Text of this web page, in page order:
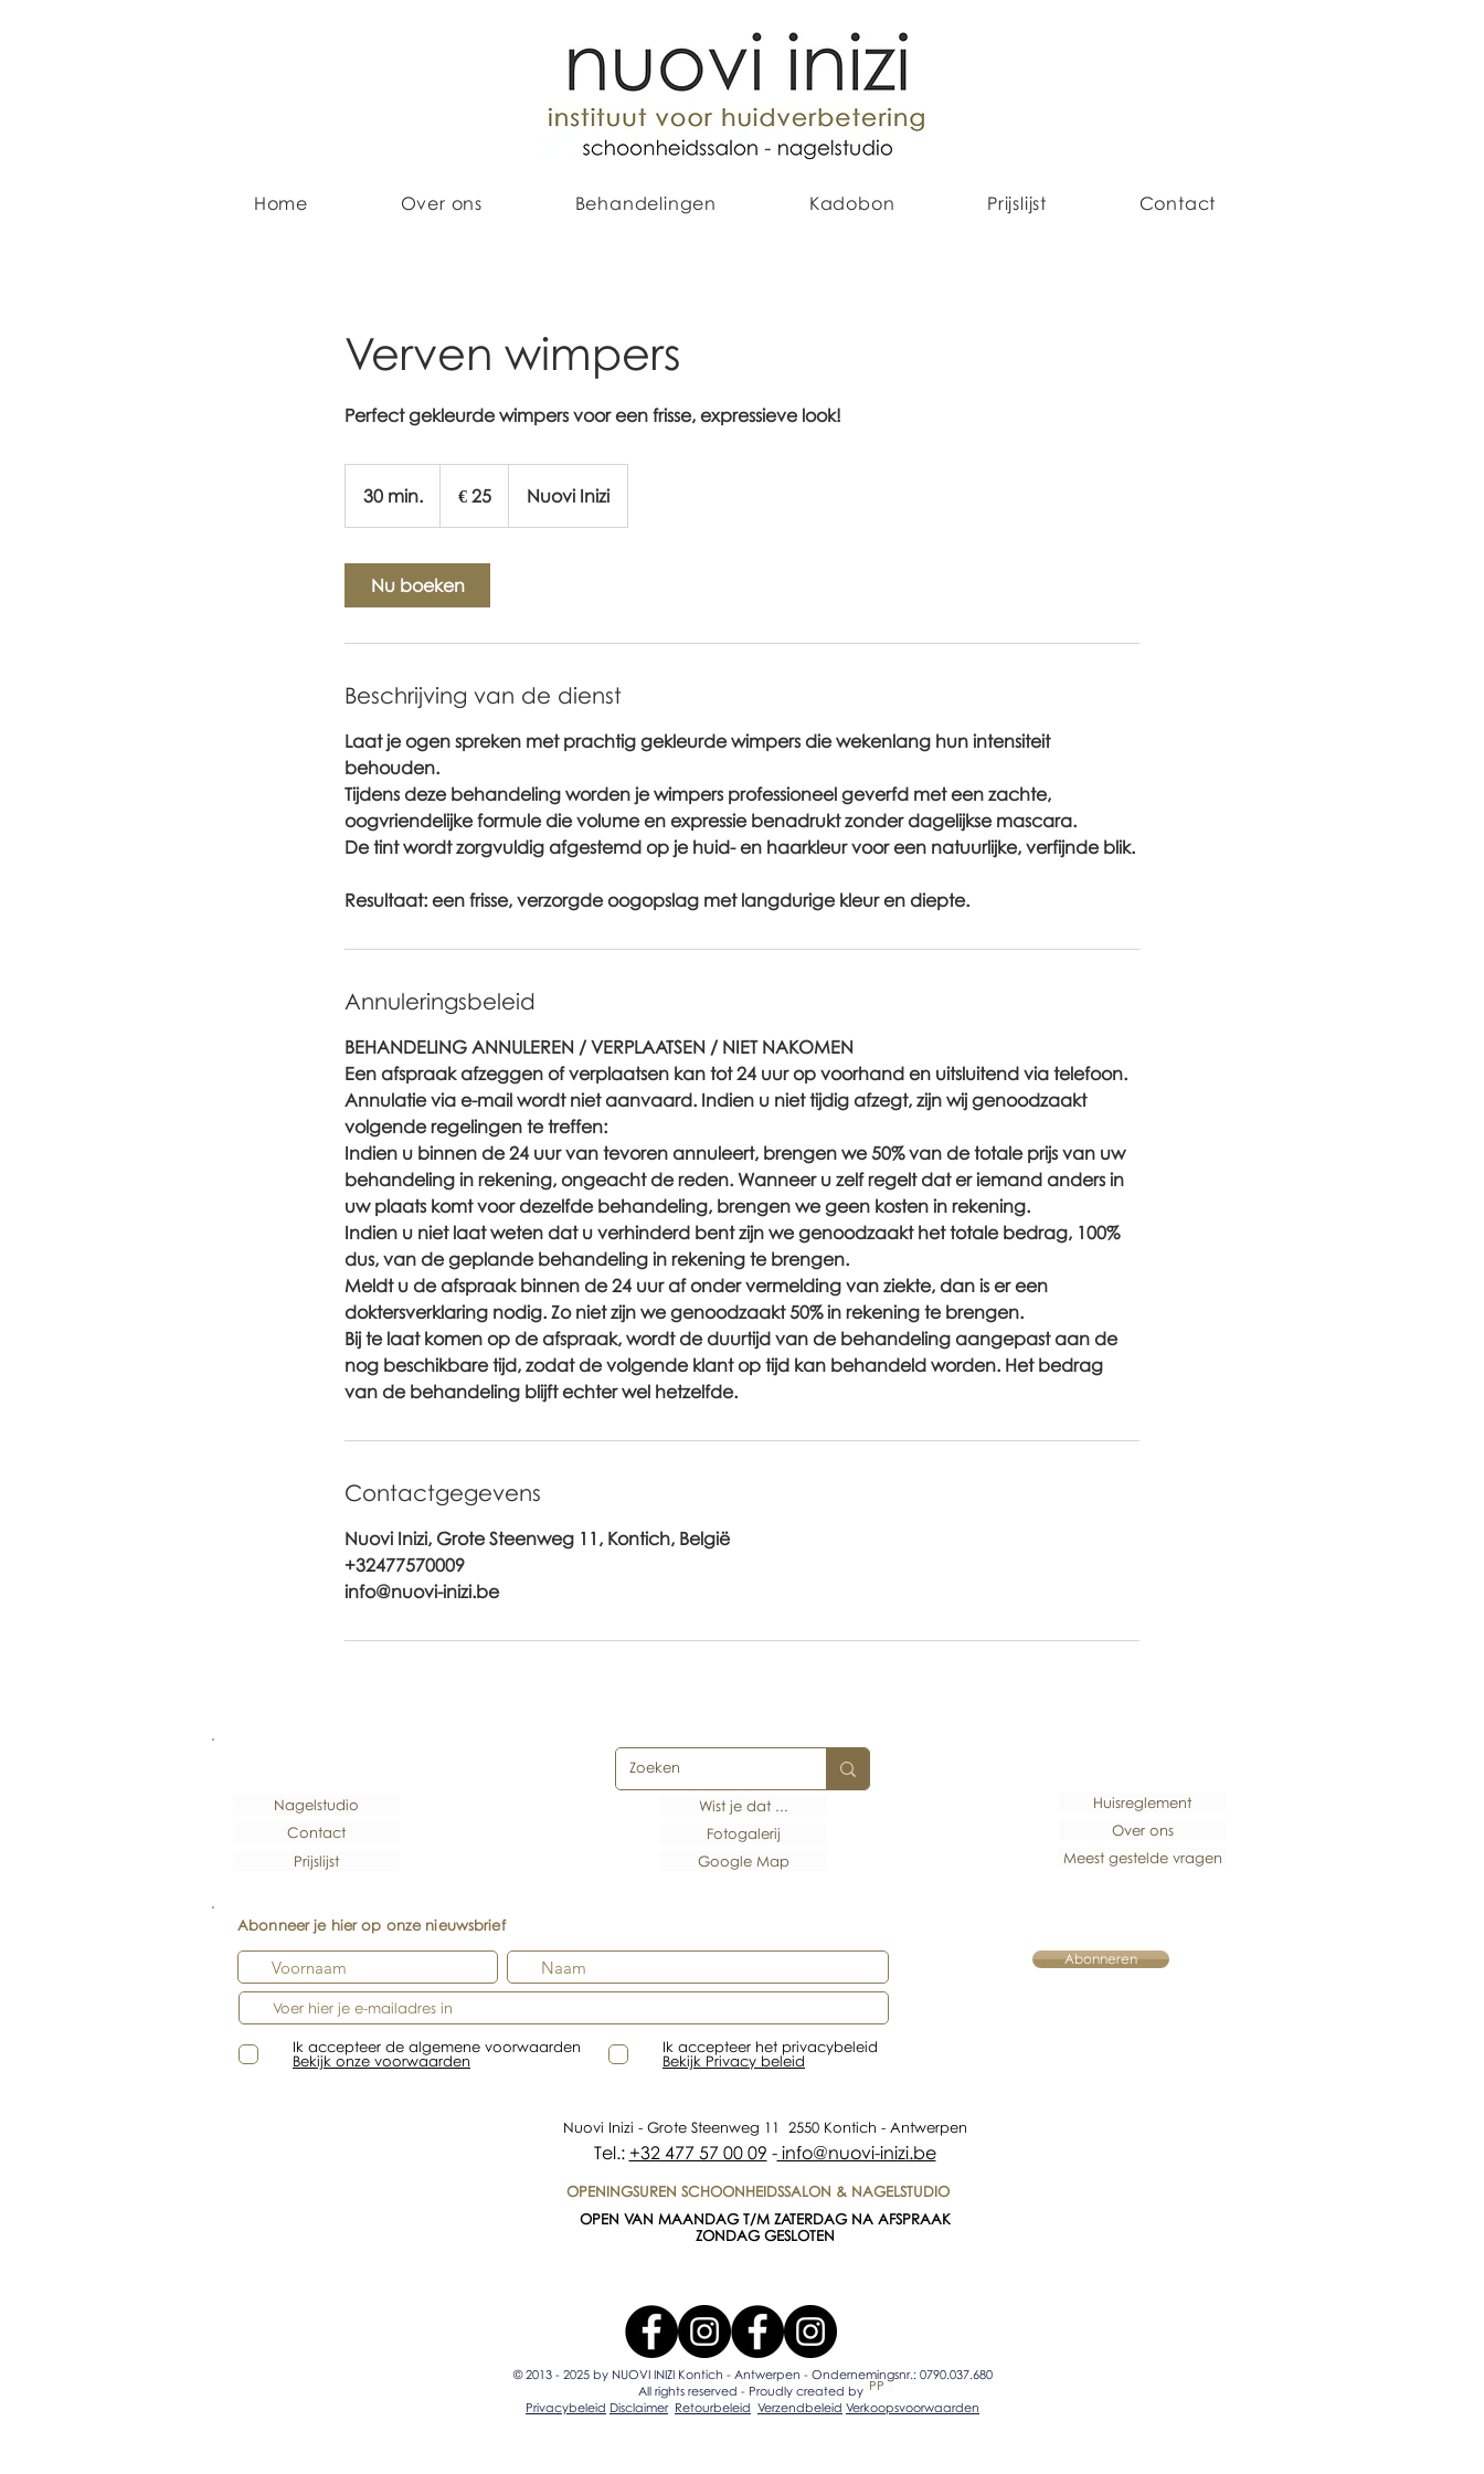
Home Over ons Behandelingen Kadobon Prijslijst Contact
Verven wimpers
Perfect gekleurde wimpers voor een frisse, expressieve look!
30 min.
0
n
€ 25 Nuovi Inizi
Nu boeken
Beschrijving van de dienst
Laat je ogen spreken met prachtig gekleurde wimpers die wekenlang hun intensiteit
behouden.
Tijdens deze behandeling worden je wimpers professioneel geverfd met een zachte,
oogvriendelijke formule die volume en expressie benadrukt zonder dagelijkse mascara.
De tint wordt zorgvuldig afgestemd op je huid- en haarkleur voor een natuurlijke, verfijnde blik.
Resultaat: een frisse, verzorgde oogopslag met langdurige kleur en diepte.
Annuleringsbeleid
BEHANDELING ANNULEREN / VERPLAATSEN / NIET NAKOMEN
Een afspraak afzeggen of verplaatsen kan tot 24 uur op voorhand en uitsluitend via telefoon.
Annulatie via e-mail wordt niet aanvaard. Indien u niet tijdig afzegt, zijn wij genoodzaakt
volgende regelingen te treffen:
Indien u binnen de 24 uur van tevoren annuleert, brengen we 50% van de totale prijs van uw
behandeling in rekening, ongeacht de reden. Wanneer u zelf regelt dat er iemand anders in
uw plaats komt voor dezelfde behandeling, brengen we geen kosten in rekening.
Indien u niet laat weten dat u verhinderd bent zijn we genoodzaakt het totale bedrag, 100%
dus, van de geplande behandeling in rekening te brengen.
Meldt u de afspraak binnen de 24 uur af onder vermelding van ziekte, dan is er een
doktersverklaring nodig. Zo niet zijn we genoodzaakt 50% in rekening te brengen.
Bij te laat komen op de afspraak, wordt de duurtijd van de behandeling aangepast aan de
nog beschikbare tijd, zodat de volgende klant op tijd kan behandeld worden. Het bedrag
van de behandeling blijft echter wel hetzelfde.
Contactgegevens
Nuovi Inizi, Grote Steenweg 11, Kontich, België
+32477570009
info@nuovi-inizi.be
Nagelstudio
Contact
Prijslijst
Wist je dat ...
Fotogalerij
Google Map
Huisreglement
Over ons
Meest gestelde vragen
Ik accepteer de algemene voorwaarden
Bekijk onze voorwaarden
Ik accepteer het privacybeleid
Bekijk Privacy beleid
Abonneren
Nuovi Inizi - Grote Steenweg 11 2550 Kontich - Antwerpen
Tel.: +32 477 57 00 09 -info@nuovi-inizi.be
OPENINGSUREN SCHOONHEIDSSALON & NAGELSTUDIO
OPEN VAN MAANDAG T/M ZATERDAG NA AFSPRAAK
ZONDAG GESLOTEN
© 2013 - 2025 by NUOVI INIZI Kontich - Antwerpen - Ondernemingsnr.: 0790.037.680
All rights reserved - Proudly created by
Privacybeleid Disclaimer Retourbeleid Verzendbeleid Verkoopsvoorwaarden
PP
Abonneer je hier op onze nieuwsbrief